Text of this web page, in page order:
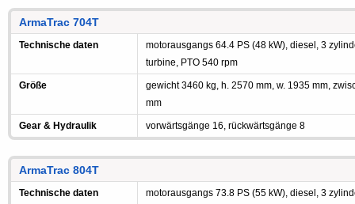
ArmaTrac 704T
Technische daten
motorausgangs 64.4 PS (48 kW), diesel, 3
turbine, PTO 540 rpm
Größe
gewicht 3460 kg, h. 2570 mm, w. 1935 mm,
mm
Gear & Hydraulik vorwärtsgänge 16, rückwärtsgänge 8
ArmaTrac 804T
Technische daten
motorausgangs 73.8 PS (55 kW), diesel, 3